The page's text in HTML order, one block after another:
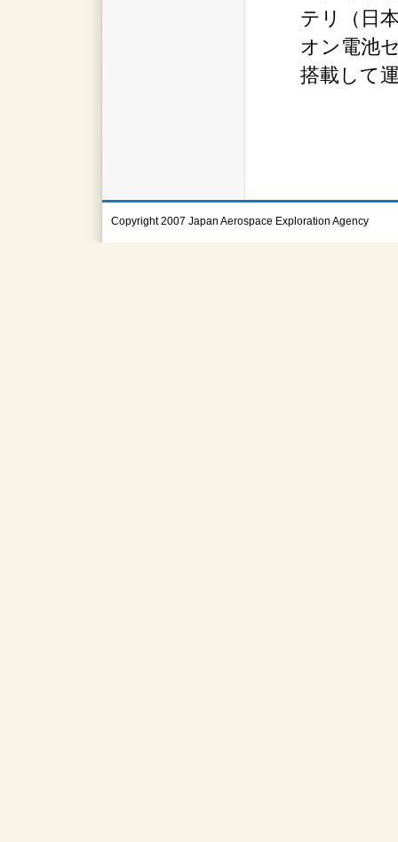
テリ（日
オン電池
搭載して
Copyright 2007 Japan Aerospace Exploration Agency